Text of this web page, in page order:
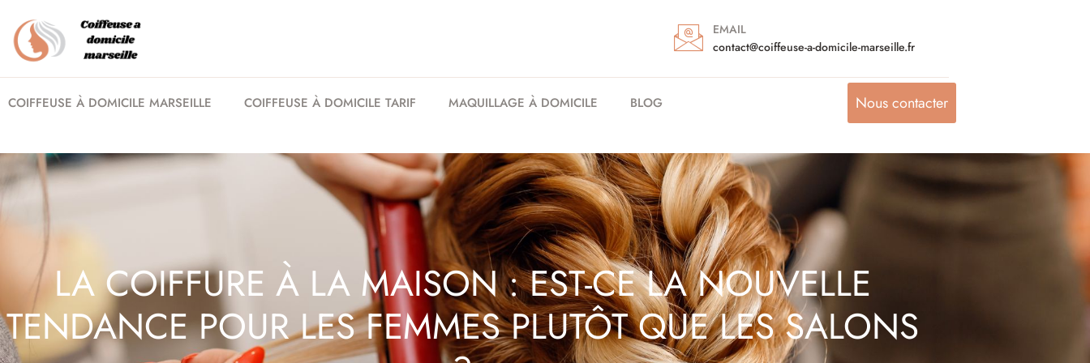
EMAIL
contact@coiffeuse-a-domicile-marseille.fr
COIFFEUSE À DOMICILE MARSEILLE COIFFEUSE À DOMICILE TARIF MAQUILLAGE À DOMICILE BLOG Nous contacter
LA COIFFURE À LA MAISON : EST-CE LA NOUVELLE
TENDANCE POUR LES FEMMES PLUTÔT QUE LES SALONS